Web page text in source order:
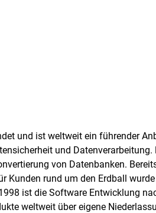
und ist weltweit ein führender
und
von Datenbanken.
Kunden rund um den Erdball
ist die Software Entwicklung
weltweit über eigene